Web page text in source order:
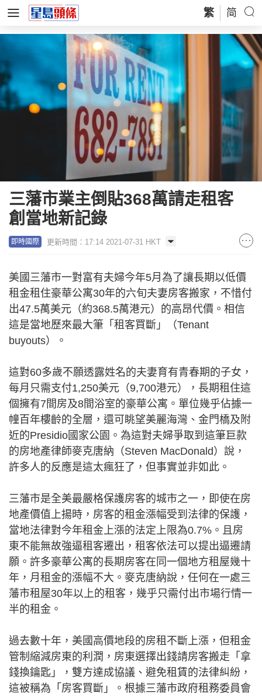
繁 简
三藩市業主倒貼368萬請走租客
創當地新記錄
即時國際 更新時間：17:14 2021-07-31 HKT
美國三藩市一對富有夫婦今年5月為了讓長期以低價
租金租住豪華公寓30年的六旬夫妻房客搬家，不惜付
出47.5萬美元（約368.5萬港元）的高昂代價。相信
這是當地歷來最大筆「租客買斷」（Tenant
buyouts）。
這對60多歲不願透露姓名的夫妻育有青春期的子女，
每月只需支付1,250美元（9,700港元），長期租住這
個擁有7間房及8間浴室的豪華公寓。單位幾乎佔據一
幢百年樓齡的全層，還可眺望美麗海灣、金門橋及附
近的Presidio國家公園。為這對夫婦爭取到這筆巨款
的房地產律師麥克唐納（Steven MacDonald）說，
許多人的反應是這太瘋狂了，但事實並非如此。
三藩市是全美最嚴格保護房客的城市之一，即使在房
地產價值上揚時，房客的租金漲幅受到法律的保護，
當地法律對今年租金上漲的法定上限為0.7%。且房
東不能無故強逼租客遷出，租客依法可以提出逼遷請
願。許多豪華公寓的長期房客在同一個地方租屋幾十
年，月租金的漲幅不大。麥克唐納說，任何在一處三
藩市租屋30年以上的租客，幾乎只需付出市場行情一
半的租金。
過去數十年，美國高價地段的房租不斷上漲，但租金
管制縮減房東的利潤，房東選擇出錢請房客搬走「拿
錢換鑰匙」，雙方達成協議、避免租賃的法律糾紛，
這被稱為「房客買斷」。根據三藩市政府租務委員會